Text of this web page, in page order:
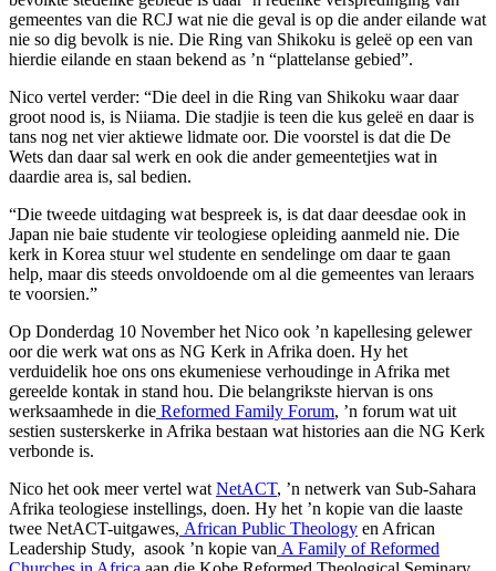
gemeentes van die RCJ wat nie die geval is op die ander eilande wat
nie so dig bevolk is nie. Die Ring van Shikoku is geleë op een van
hierdie eilande en staan bekend as ’n “plattelanse gebied”.
Nico vertel verder: “Die deel in die Ring van Shikoku waar daar
groot nood is, is Niiama. Die stadjie is teen die kus geleë en daar is
tans nog net vier aktiewe lidmate oor. Die voorstel is dat die De
Wets dan daar sal werk en ook die ander gemeentetjies wat in
daardie area is, sal bedien.
“Die tweede uitdaging wat bespreek is, is dat daar deesdae ook in
Japan nie baie studente vir teologiese opleiding aanmeld nie. Die
kerk in Korea stuur wel studente en sendelinge om daar te gaan
help, maar dis steeds onvoldoende om al die gemeentes van leraars
te voorsien.”
Op Donderdag 10 November het Nico ook ’n kapellesing gelewer
oor die werk wat ons as NG Kerk in Afrika doen. Hy het
verduidelik hoe ons ons ekumeniese verhoudinge in Afrika met
gereelde kontak in stand hou. Die belangrikste hiervan is ons
werksaamhede in die Reformed Family Forum, ’n forum wat uit
sestien susterskerke in Afrika bestaan wat histories aan die NG Kerk
verbonde is.
Nico het ook meer vertel wat NetACT, ’n netwerk van Sub-Sahara
Afrika teologiese instellings, doen. Hy het ’n kopie van die laaste
twee NetACT-uitgawes, African Public Theology en African
Leadership Study, asook ’n kopie van A Family of Reformed